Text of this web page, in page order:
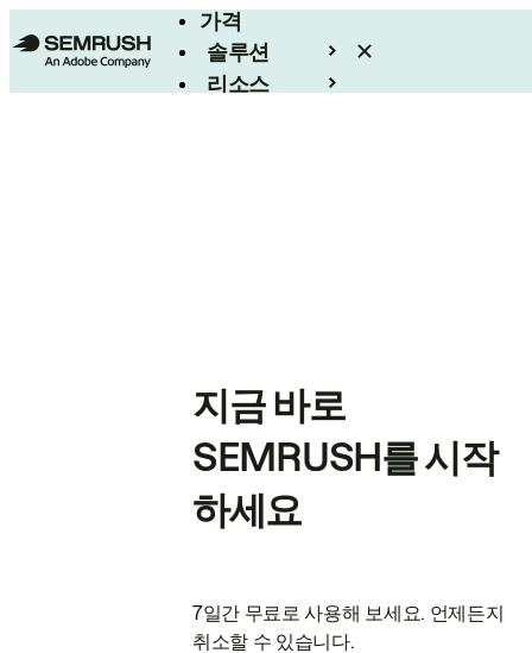
가격
솔루션
리소스
지금 바로
SEMRUSH를 시작
하세요
7일간 무료로 사용해 보세요. 언제든지
취소할 수 있습니다.